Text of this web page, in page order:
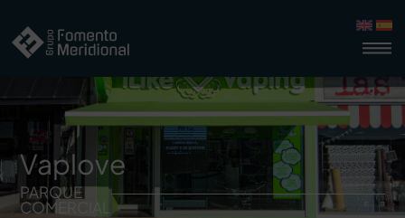
Vaplove
PARQUE
COMERCIAL